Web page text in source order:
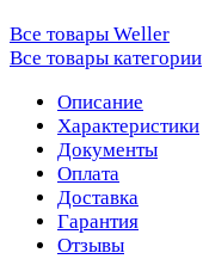
Все товары Weller
Все товары категории
Описание
Характеристики
Документы
Оплата
Доставка
Гарантия
Отзывы